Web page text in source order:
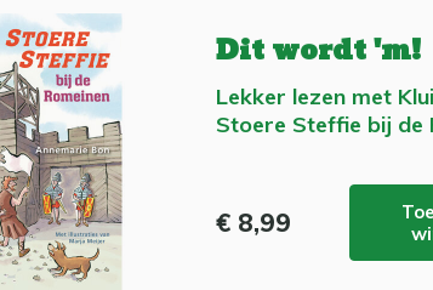
Dit wordt 'm!
Lekker lezen met
Stoere Steffie bij de
€ 8,99